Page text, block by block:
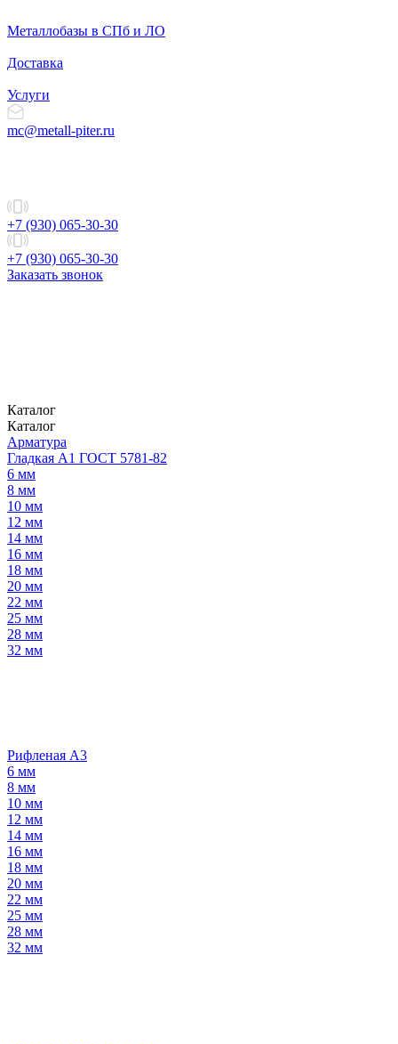
Металлобазы в СПб и ЛО
Доставка
Услуги
mc@metall-piter.ru
+7 (930) 065-30-30
+7 (930) 065-30-30
Заказать звонок
Каталог
Каталог
Арматура
Гладкая А1 ГОСТ 5781-82
6 мм
8 мм
10 мм
12 мм
14 мм
16 мм
18 мм
20 мм
22 мм
25 мм
28 мм
32 мм
Рифленая А3
6 мм
8 мм
10 мм
12 мм
14 мм
16 мм
18 мм
20 мм
22 мм
25 мм
28 мм
32 мм